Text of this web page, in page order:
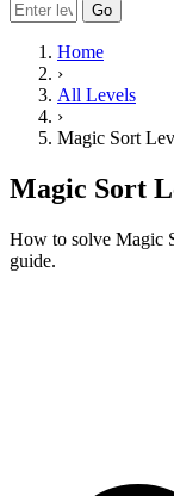
Go
Home
›
All Levels
›
Magic Sort
Magic Sort
How to solve Magic
guide.